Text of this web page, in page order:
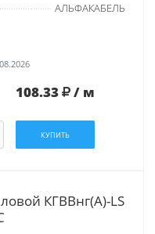
АЛЬФАКАБЕЛЬ
108.33 / м
КУПИТЬ
КГВВнг(А)-LS